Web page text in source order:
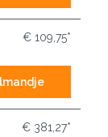
€ 109,75*
€ 381,27*